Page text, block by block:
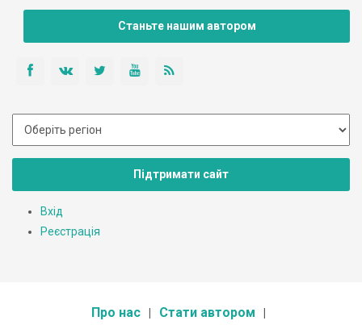
Станьте нашим автором
Підтримати сайт
Вхід
Реєстрація
Про нас Стати автором